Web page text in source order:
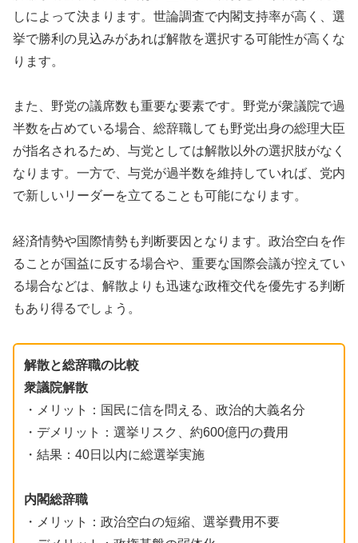
しによって決まります。世論調査で内閣支持率が高く、選
挙で勝利の見込みがあれば解散を選択する可能性が高くな
ります。
また、野党の議席数も重要な要素です。野党が衆議院で過
半数を占めている場合、総辞職しても野党出身の総理大臣
が指名されるため、与党としては解散以外の選択肢がなく
なります。一方で、与党が過半数を維持していれば、党内
で新しいリーダーを立てることも可能になります。
経済情勢や国際情勢も判断要因となります。政治空白を作
ることが国益に反する場合や、重要な国際会議が控えてい
る場合などは、解散よりも迅速な政権交代を優先する判断
もあり得るでしょう。
解散と総辞職の比較
衆議院解散
・メリット：国民に信を問える、政治的大義名分
・デメリット：選挙リスク、約600億円の費用
・結果：40日以内に総選挙実施
内閣総辞職
・メリット：政治空白の短縮、選挙費用不要